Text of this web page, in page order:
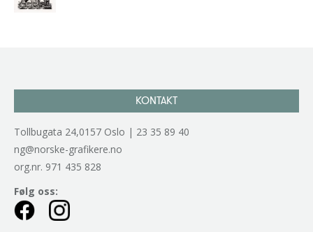
KONTAKT
Tollbugata 24,0157 Oslo | 23 35 89 40
ng@norske-grafikere.no
org.nr. 971 435 828
Følg oss: